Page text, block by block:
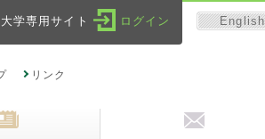
学専用サイト ログイン English
リンク